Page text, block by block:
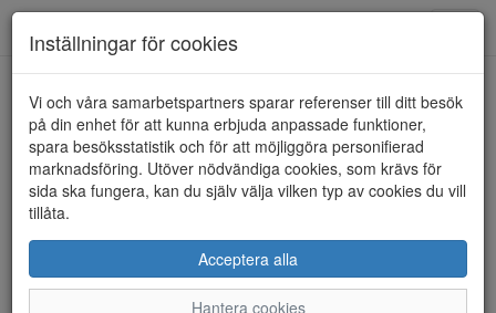
2GO (16 artiklar)
Sortera efter:
Inställningar för cookies
Vi och våra samarbetspartners sparar referenser till ditt besök
på din enhet för att kunna erbjuda anpassade funktioner,
spara besöksstatistik och för att möjliggöra personifierad
marknadsföring. Utöver nödvändiga cookies, som krävs för
sida ska fungera, kan du själv välja vilken typ av cookies du vill
tillåta.
Acceptera alla
Hantera cookies